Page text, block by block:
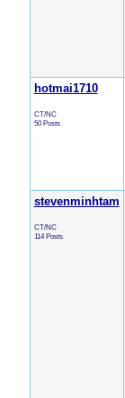
hotmai1710
CT/NC
50 Posts
stevenminhtam
CT/NC
114 Posts